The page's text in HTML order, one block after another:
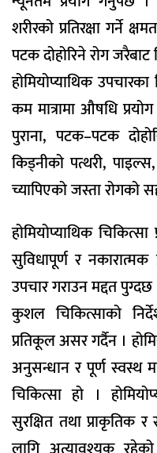
शरीरको प्रतिरक्षा गर्ने
पटक दोहोरिने रोग
होमियोप्याथिक
कम मात्रामा औषधि
पुराना, पटक–पटक
किड्नीको पत्थरी,
च्यापिएको जस्ता रोगको
होमियोप्याथिक
सुविधापूर्ण र नकारात्मक
उपचार गराउन मद्दत
कुशल चिकित्साको
प्रतिकूल असर गर्दैन ।
अनुसन्धान र पूर्ण स्वस्थ
चिकित्सा हो ।
सुरक्षित तथा प्राकृतिक